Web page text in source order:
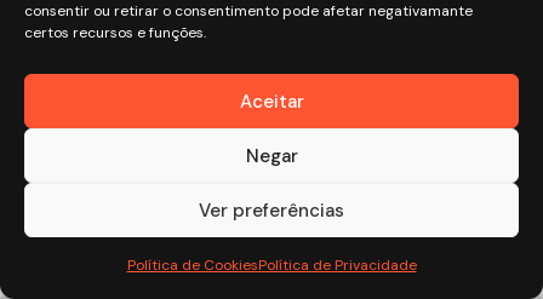
consentir ou retirar o consentimento pode afetar negativamante
certos recursos e funções.
Aceitar
Negar
Ver preferências
Política de CookiesPolítica de Privacidade